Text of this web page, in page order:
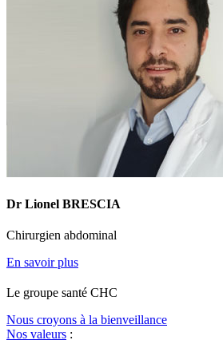
Dr Lionel BRESCIA
Chirurgien abdominal
En savoir plus
Le groupe santé CHC
Nous croyons à la bienveillance
Nos valeurs :